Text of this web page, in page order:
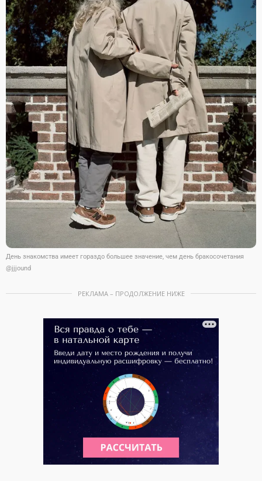
День знакомства имеет гораздо большее значение, чем день бракосочетания
@jjjound
РЕКЛАМА – ПРОДОЛЖЕНИЕ НИЖЕ